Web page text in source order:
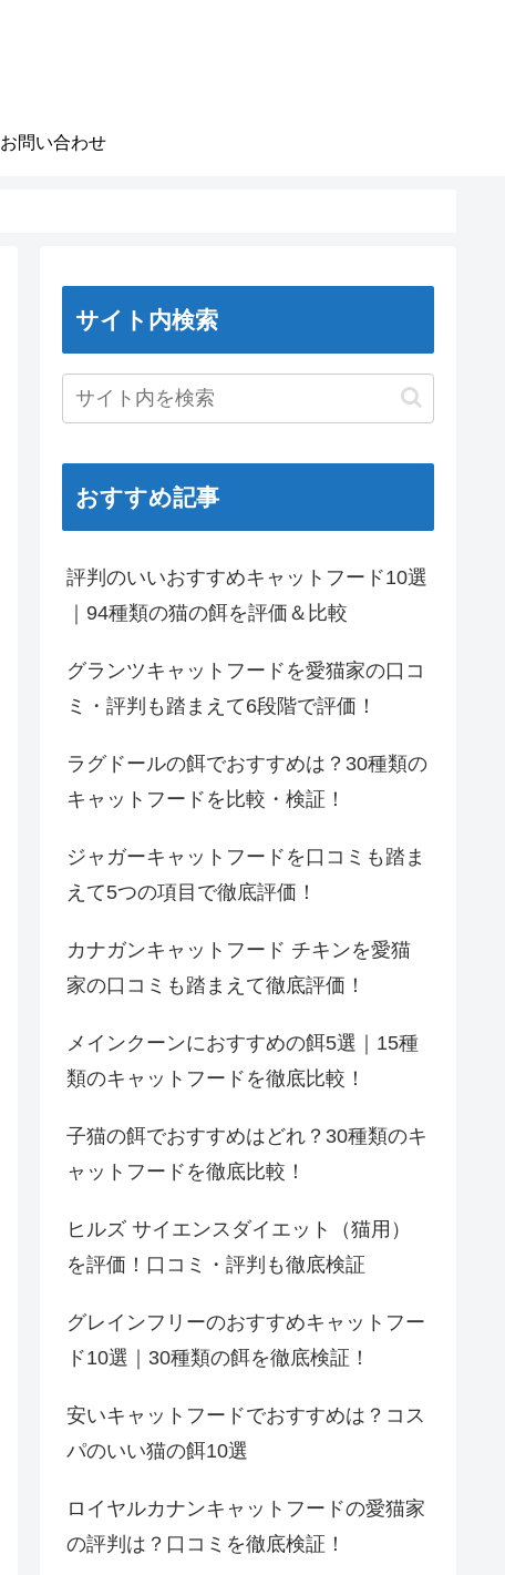
お問い合わせ
サイト内検索
おすすめ記事
評判のいいおすすめキャットフード10選
｜94種類の猫の餌を評価＆比較
グランツキャットフードを愛猫家の口コ
ミ・評判も踏まえて6段階で評価！
ラグドールの餌でおすすめは？30種類の
キャットフードを比較・検証！
ジャガーキャットフードを口コミも踏ま
えて5つの項目で徹底評価！
カナガンキャットフード チキンを愛猫
家の口コミも踏まえて徹底評価！
メインクーンにおすすめの餌5選｜15種
類のキャットフードを徹底比較！
子猫の餌でおすすめはどれ？30種類のキ
ャットフードを徹底比較！
ヒルズ サイエンスダイエット（猫用）
を評価！口コミ・評判も徹底検証
グレインフリーのおすすめキャットフー
ド10選｜30種類の餌を徹底検証！
安いキャットフードでおすすめは？コス
パのいい猫の餌10選
ロイヤルカナンキャットフードの愛猫家
の評判は？口コミを徹底検証！